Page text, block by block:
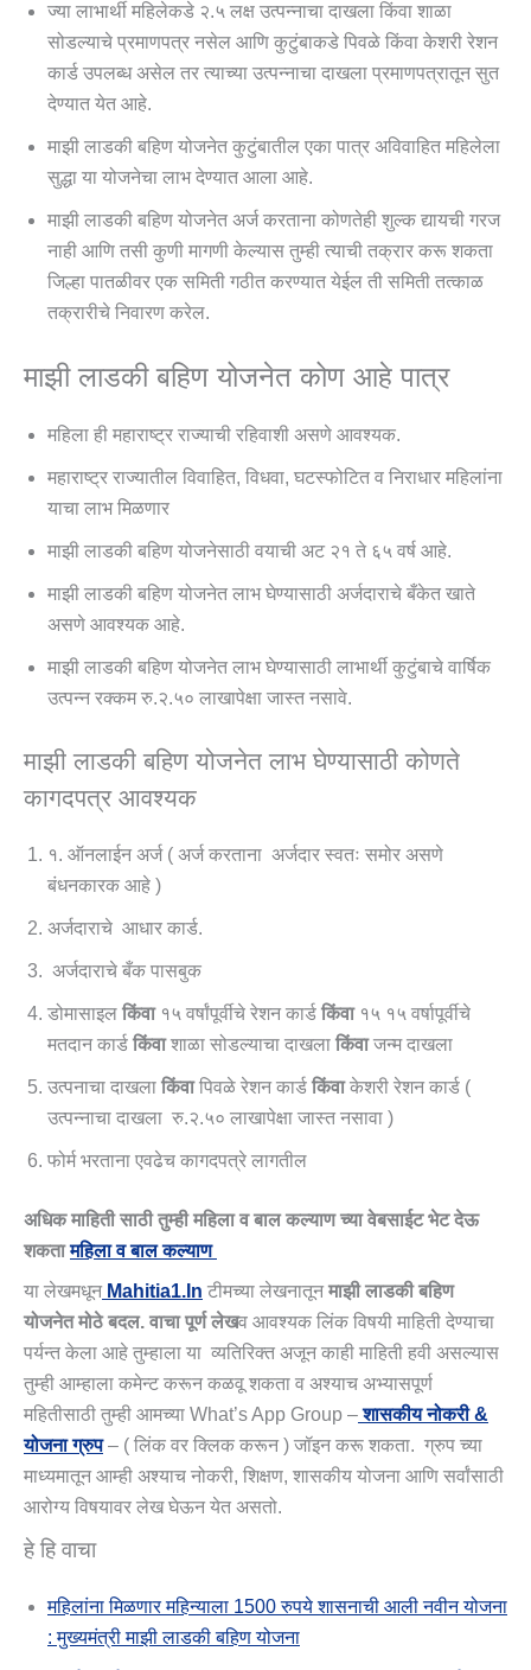
ज्या लाभार्थी महिलेकडे २.५ लक्ष उत्पन्नाचा दाखला किंवा शाळा
सोडल्याचे प्रमाणपत्र नसेल आणि कुटुंबाकडे पिवळे किंवा केशरी रेशन
कार्ड उपलब्ध असेल तर त्याच्या उत्पन्नाचा दाखला प्रमाणपत्रातून सुत
देण्यात येत आहे.
माझी लाडकी बहिण योजनेत कुटुंबातील एका पात्र अविवाहित महिलेला
सुद्धा या योजनेचा लाभ देण्यात आला आहे.
माझी लाडकी बहिण योजनेत अर्ज करताना कोणतेही शुल्क द्यायची गरज
नाही आणि तसी कुणी मागणी केल्यास तुम्ही त्याची तक्रार करू शकता
जिल्हा पातळीवर एक समिती गठीत करण्यात येईल ती समिती तत्काळ
तक्रारीचे निवारण करेल.
माझी लाडकी बहिण योजनेत कोण आहे पात्र
महिला ही महाराष्ट्र राज्याची रहिवाशी असणे आवश्यक.
महाराष्ट्र राज्यातील विवाहित, विधवा, घटस्फोटित व निराधार महिलांना
याचा लाभ मिळणार
माझी लाडकी बहिण योजनेसाठी वयाची अट २१ ते ६५ वर्ष आहे.
माझी लाडकी बहिण योजनेत लाभ घेण्यासाठी अर्जदाराचे बँकेत खाते
असणे आवश्यक आहे.
माझी लाडकी बहिण योजनेत लाभ घेण्यासाठी लाभार्थी कुटुंबाचे वार्षिक
उत्पन्न रक्कम रु.२.५० लाखापेक्षा जास्त नसावे.
माझी लाडकी बहिण योजनेत लाभ घेण्यासाठी कोणते
कागदपत्र आवश्यक
१. ऑनलाईन अर्ज ( अर्ज करताना अर्जदार स्वतः समोर असणे
बंधनकारक आहे )
अर्जदाराचे आधार कार्ड.
अर्जदाराचे बँक पासबुक
डोमासाइल किंवा१५ वर्षांपूर्वीचे रेशन कार्ड किंवा१५ १५ वर्षापूर्वीचे
मतदान कार्ड किंवाशाळा सोडल्याचा दाखला किंवाजन्म दाखला
उत्पनाचा दाखला किंवापिवळे रेशन कार्ड किंवाकेशरी रेशन कार्ड (
उत्पन्नाचा दाखला रु.२.५० लाखापेक्षा जास्त नसावा )
फोर्म भरताना एवढेच कागदपत्रे लागतील
अधिक माहिती साठी तुम्ही महिला व बाल कल्याण च्या वेबसाईट भेट देऊ
शकतामहिला व बाल कल्याण
या लेखमधून Mahitia1.in टीमच्या लेखनातूनमाझी लाडकी बहिण
योजनेत मोठे बदल. वाचा पूर्ण लेखव आवश्यक लिंक विषयी माहिती देण्याचा
पर्यन्त केला आहे तुम्हाला या व्यतिरिक्त अजून काही माहिती हवी असल्यास
तुम्ही आम्हाला कमेन्ट करून कळवू शकता व अश्याच अभ्यासपूर्ण
महितीसाठी तुम्ही आमच्या What’s App Group –शासकीय नोकरी &
योजना ग्रुप– ( लिंक वर क्लिक करून ) जॉइन करू शकता. ग्रुप च्या
माध्यमातून आम्ही अश्याच नोकरी, शिक्षण, शासकीय योजना आणि सर्वांसाठी
आरोग्य विषयावर लेख घेऊन येत असतो.
हे हि वाचा
महिलांना मिळणार महिन्याला 1500 रुपये शासनाची आली नवीन योजना
: मुख्यमंत्री माझी लाडकी बहिण योजना